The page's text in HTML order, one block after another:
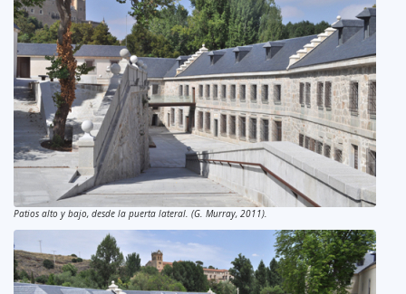
Patios alto y bajo, desde la puerta lateral. (G. Murray, 2011).